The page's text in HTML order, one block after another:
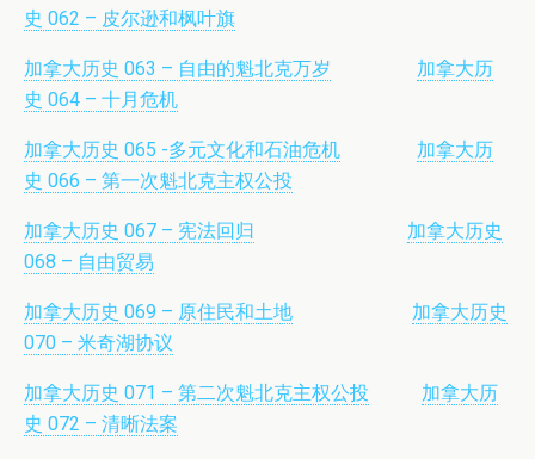
史 062 – 皮尔逊和枫叶旗
加拿大历史 063 – 自由的魁北克万岁
加拿大历
史 064 – 十月危机
加拿大历史 065 -多元文化和石油危机
加拿大历
史 066 – 第一次魁北克主权公投
加拿大历史 067 – 宪法回归
加拿大历史
068 – 自由贸易
加拿大历史 069 – 原住民和土地
加拿大历史
070 – 米奇湖协议
加拿大历史 071 – 第二次魁北克主权公投
加拿大历
史 072 – 清晰法案